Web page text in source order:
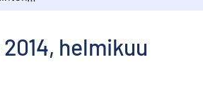
helmikuu